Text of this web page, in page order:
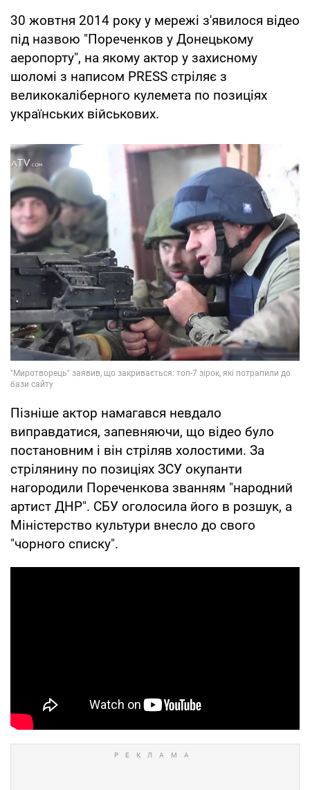
30 жовтня 2014 року у мережі з'явилося відео
під назвою "Пореченков у Донецькому
аеропорту", на якому актор у захисному
шоломі з написом PRESS стріляє з
великокаліберного кулемета по позиціях
українських військових.
Пізніше актор намагався невдало
виправдатися, запевняючи, що відео було
постановним і він стріляв холостими. За
стрілянину по позиціях ЗСУ окупанти
нагородили Пореченкова званням "народний
артист ДНР". СБУ оголосила його в розшук, а
Міністерство культури внесло до свого
"чорного списку".